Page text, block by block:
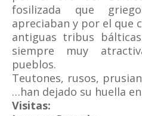
fosilizada que
apreciaban y por el que
antiguas tribus
siempre muy
pueblos.
Teutones, rusos,
…han dejado su huella
Visitas: